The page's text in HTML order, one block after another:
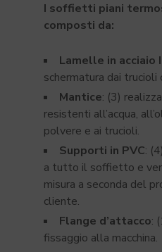
I soffietti piani
composti da:
Lamelle in acciaio
schermatura dai trucioli
Mantice: (3)
resistenti all’acqua,
polvere e ai trucioli.
Supporti in PVC:
a tutto il soffietto e
misura a seconda del
cliente.
Flange d’attacco:
fissaggio alla macchina.